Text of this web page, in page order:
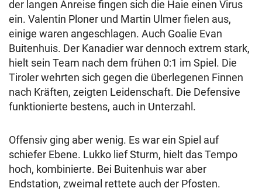
der langen Anreise fingen sich die Haie einen Virus
ein. Valentin Ploner und Martin Ulmer fielen aus,
einige waren angeschlagen. Auch Goalie Evan
Buitenhuis. Der Kanadier war dennoch extrem stark,
hielt sein Team nach dem frühen 0:1 im Spiel. Die
Tiroler wehrten sich gegen die überlegenen Finnen
nach Kräften, zeigten Leidenschaft. Die Defensive
funktionierte bestens, auch in Unterzahl.
Offensiv ging aber wenig. Es war ein Spiel auf
schiefer Ebene. Lukko lief Sturm, hielt das Tempo
hoch, kombinierte. Bei Buitenhuis war aber
Endstation, zweimal rettete auch der Pfosten.